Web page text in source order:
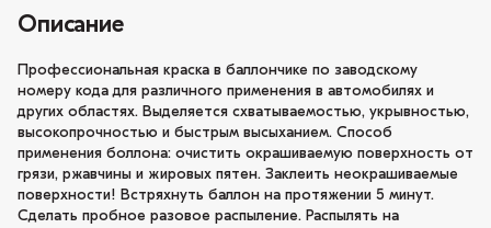
Описание
Профессиональная краска в баллончике по заводскому
номеру кода для различного применения в автомобилях и
других областях. Выделяется схватываемостью, укрывностью,
высокопрочностью и быстрым высыханием. Способ
применения боллона: очистить окрашиваемую поверхность от
грязи, ржавчины и жировых пятен. Заклеить неокрашиваемые
поверхности! Встряхнуть баллон на протяжении 5 минут.
Сделать пробное разовое распыление. Распылять на